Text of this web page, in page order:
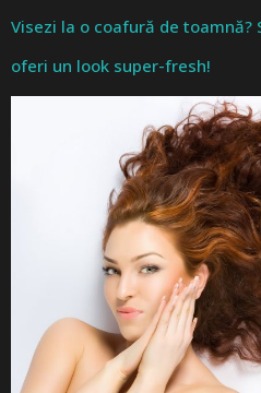
Visezi la o coafură de toamnă?
oferi un look super-fresh!